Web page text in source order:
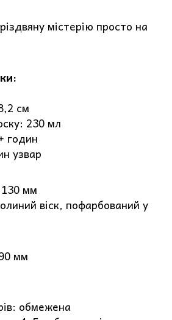
містерію просто на
см
230 мл
годин
узвар
мм
віск, пофарбований у
мм
обмежена